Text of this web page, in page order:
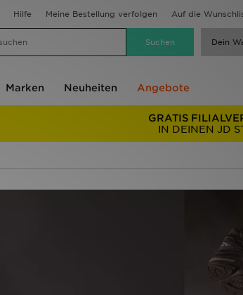
Hilfe Meine Bestellung verfolgen Auf die
Dein
Marken Neuheiten Angebote
GRATIS
IN DEINEN JD